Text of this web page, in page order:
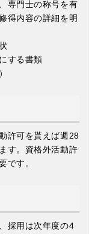
専門士の称号を有
得内容の詳細を明
する書類
許可を貰えば週28
す。資格外活動許
です。
採用は次年度の4